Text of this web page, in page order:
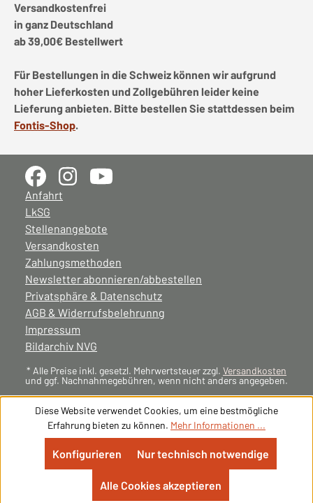
Versandkostenfrei
in ganz Deutschland
ab 39,00€ Bestellwert
Für Bestellungen in die Schweiz können wir aufgrund
hoher Lieferkosten und Zollgebühren leider keine
Lieferung anbieten. Bitte bestellen Sie stattdessen beim
Fontis-Shop.
Anfahrt
LkSG
Stellenangebote
Versandkosten
Zahlungsmethoden
Newsletter abonnieren/abbestellen
Privatsphäre & Datenschutz
AGB & Widerrufsbelehrunng
Impressum
Bildarchiv NVG
* Alle Preise inkl. gesetzl. Mehrwertsteuer zzgl. Versandkosten
und ggf. Nachnahmegebühren, wenn nicht anders angegeben.
Diese Website verwendet Cookies, um eine bestmögliche
Erfahrung bieten zu können. Mehr Informationen ...
Nur technisch notwendige
Konfigurieren
Alle Cookies akzeptieren